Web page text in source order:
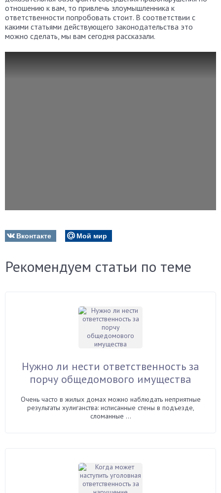
отношению к вам, то привлечь злоумышленника к
ответственности попробовать стоит. В соответствии с
какими статьями действующего законодательства это
можно сделать, мы вам сегодня рассказали.
Вконтакте Мой мир
Рекомендуем статьи по теме
Нужно ли нести ответственность за
порчу общедомового имущества
Очень часто в жилых домах можно наблюдать неприятные
результаты хулиганства: исписанные стены в подъезде,
сломанные ...